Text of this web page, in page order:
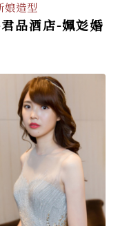
娘造型
品酒店-姵彣婚